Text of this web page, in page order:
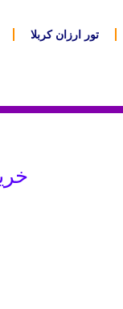
تور ارزان کربلا